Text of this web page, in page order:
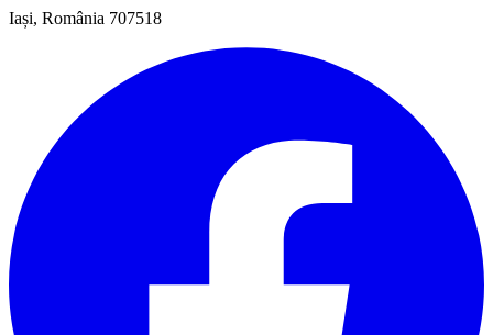
Iași, România 707518